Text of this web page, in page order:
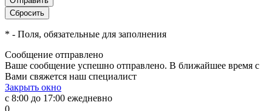
* - Поля, обязательные для заполнения
Сообщение отправлено
Ваше сообщение успешно отправлено. В ближайшее время с
Вами свяжется наш специалист
Закрыть окно
с 8:00 до 17:00 ежедневно
0